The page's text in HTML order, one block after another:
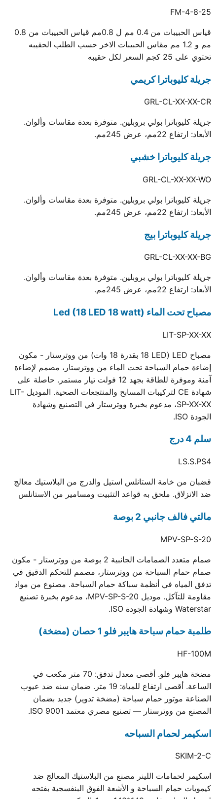
FM-4-8-25
قياس الحبيبات من 0.4 مم ل 0.8مم قياس الحبيبات من 0.8
مم و 1.2 مم مقاس الحبيبات الاخر حسب الطلب الحقيبه
تحتوي على 25 كجم السعر لكل حقيبه
جريلة كليوباترا كريمي
GRL-CL-XX-XX-CR
جريلة كليوباترا بولي بروبلين. متوفرة بعدة مقاسات وألوان.
الأبعاد: ارتفاع 22مم، عرض 245مم.
جريلة كليوباترا خشبي
GRL-CL-XX-XX-WO
جريلة كليوباترا بولي بروبلين. متوفرة بعدة مقاسات وألوان.
الأبعاد: ارتفاع 22مم، عرض 245مم.
جريلة كليوباترا بيج
GRL-CL-XX-XX-BG
جريلة كليوباترا بولي بروبلين. متوفرة بعدة مقاسات وألوان.
الأبعاد: ارتفاع 22مم، عرض 245مم.
مصباح تحت الماء Led (18 LED 18 watt)
LIT-SP-XX-XX
مصباح LED (18 LED بقدرة 18 وات) من ووترستار - مكون
إضاءة حمام السباحة تحت الماء من ووترستار، مصمم لإضاءة
آمنة وموفرة للطاقة بجهد 12 فولت تيار مستمر. حاصلة على
شهادة CE لتركيبات المسابح والمنتجعات الصحية. الموديل LIT-
SP-XX-XX، مدعوم بخبرة ووترستار في التصنيع وشهادة
الجودة ISO.
سلم 4 درج
LS.S.PS4
قضبان من خامة الستانلس استيل والدرج من البلاستيك معالج
ضد الانزلاق. ملحق به قواعد التثبيت ومسامير من الاستانلس
مالتي فالف جانبي 2 بوصة
MPV-SP-S-20
صمام متعدد الصمامات الجانبية 2 بوصة من ووترستار - مكون
صمام حمام السباحة من ووترستار، مصمم للتحكم الدقيق في
تدفق المياه في أنظمة سباكة حمام السباحة. مصنوع من مواد
مقاومة للتآكل. موديل MPV-SP-S-20، مدعوم بخبرة تصنيع
Waterstar وشهادة الجودة ISO.
طلمبة حمام سباحة هايبر فلو 1 حصان (مضخة)
HF-100M
مضخة هايبر فلو. أقصى معدل تدفق: 70 متر مكعب في
الساعة. أقصى ارتفاع للمياة: 19 متر. ضمان سنه ضد عيوب
الصناعة موتور حمام سباحة (مضخة تدوير) جديد بضمان
المصنع من ووترستار — تصنيع مصري معتمد ISO 9001.
اسكيمر لحمام السباحه
SKIM-2-C
اسكيمر لحمامات اللينر مصنع من البلاستيك المعالج ضد
كيمويات حمام السباحة و الأشعة الفوق البنفسجية بفتحه